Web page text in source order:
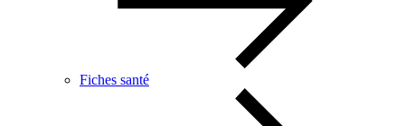
Fiches santé